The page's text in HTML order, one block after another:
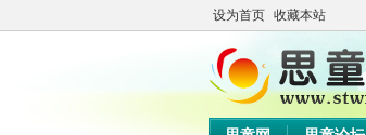
设为首页 收藏本站